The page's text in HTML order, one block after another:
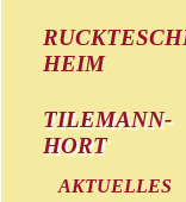
HEIM
TILEMANN-
HORT
AKTUELLES